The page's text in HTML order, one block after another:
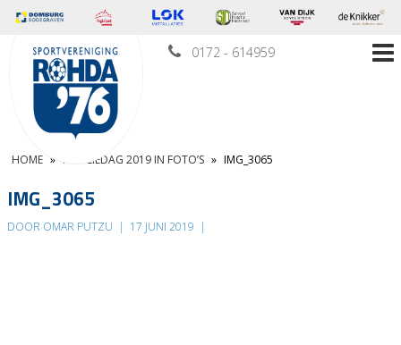
0172 - 614959
HOME » FAMILIEDAG 2019 IN FOTO’S » IMG_3065
IMG_3065
DOOR OMAR PUTZU | 17 JUNI 2019 |